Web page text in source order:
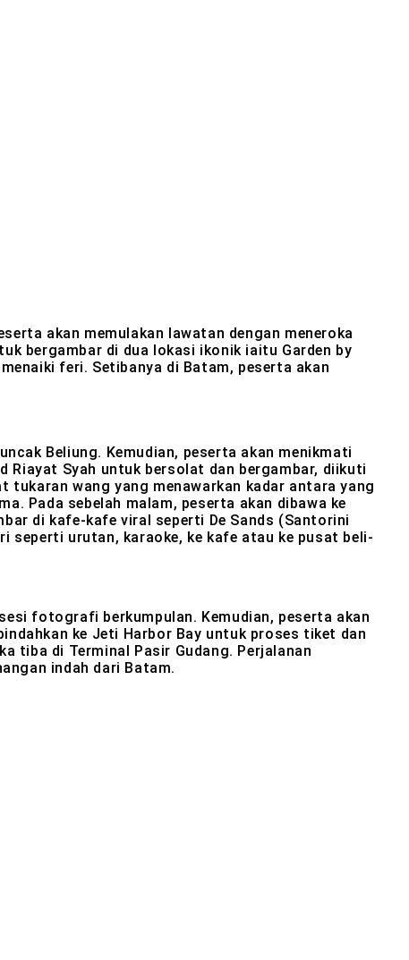
akan memulakan lawatan dengan meneroka
bergambar di dua lokasi ikonik iaitu Garden by
feri. Setibanya di Batam, peserta akan
Beliung. Kemudian, peserta akan menikmati
Riayat Syah untuk bersolat dan bergambar, diikuti
tukaran wang yang menawarkan kadar antara yang
Pada sebelah malam, peserta akan dibawa ke
di kafe-kafe viral seperti De Sands (Santorini
seperti urutan, karaoke, ke kafe atau ke pusat beli-
fotografi berkumpulan. Kemudian, peserta akan
ke Jeti Harbor Bay untuk proses tiket dan
tiba di Terminal Pasir Gudang. Perjalanan
indah dari Batam.